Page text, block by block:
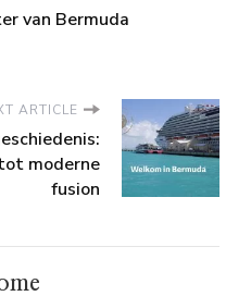
van Bermuda
ARTICLE
moderne
fusion